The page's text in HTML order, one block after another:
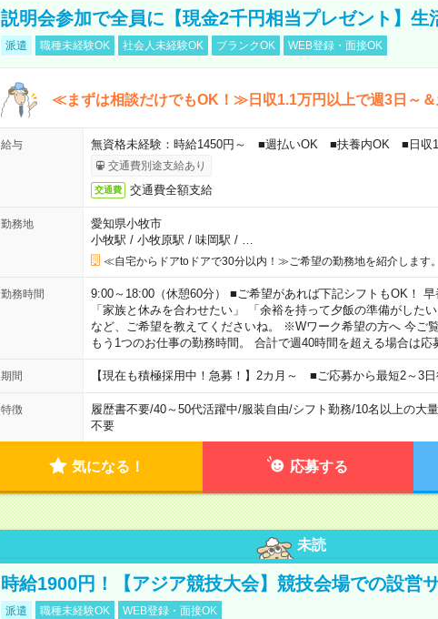
説明会参加で全員に【現金2千円相当プレゼント】生
派遣 職種未経験OK 社会人未経験OK ブランクOK WEB登録・面接OK
≪まずは相談だけでもOK！≫日収1.1万円以上で週3日～＆
給与 無資格未経験：時給1450円～ ■週払いOK ■扶養内OK ■日収1
交通費別途支給あり
交通費 交通費全額支給
勤務地
愛知県小牧市
小牧駅 / 小牧原駅 / 味岡駅 /
≪自宅からドアtoドアで30分以内！≫ご希望の勤務地を紹介します。
勤務時間
9:00～18:00（休憩60分） ■ご希望があれば下記シフトもOK！
「家族と休みを合わせたい」 「余裕を持って夕飯の準備がした
など、ご希望を教えてくださいね。 ※Wワーク希望の方へ 今ご
もう1つのお仕事の勤務時間。 合計で週40時間を超える場合は応
期間 【現在も積極採用中！急募！】2カ月～ ■ご応募から最短2～3日
特徴 履歴書不要/40～50代活躍中/服装自由/シフト勤務/10名以上の大
不要
気になる！ 応募する
未読
時給1900円！【アジア競技大会】競技会場での設営
派遣 職種未経験OK WEB登録・面接OK